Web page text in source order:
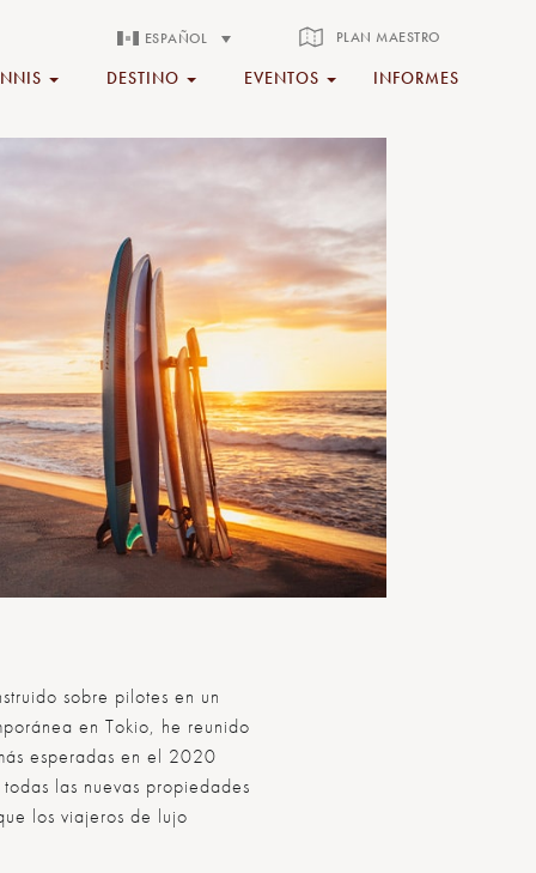
ESPAÑOL PLAN MAESTRO
DESTINO EVENTOS INFORMES
sobre pilotes en un
en Tokio, he reunido
esperadas en el 2020
las nuevas propiedades
los viajeros de lujo